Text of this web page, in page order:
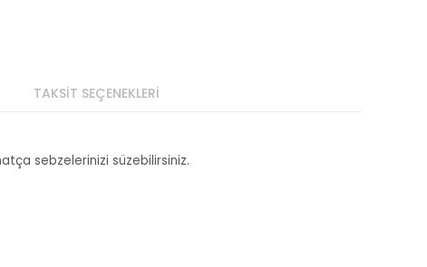
TAKSİT SEÇENEKLERİ
sebzelerinizi süzebilirsiniz.